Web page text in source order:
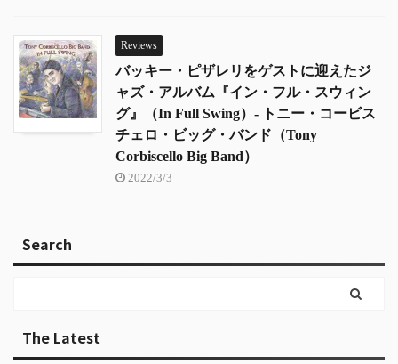
Reviews
バッキー・ピザレリをゲストに迎えたジ
ャズ・アルバム『イン・フル・スウィン
グ』（In Full Swing）- トニー・コービス
チェロ・ビッグ・バンド（Tony
Corbiscello Big Band）
2022/3/3
Search
The Latest